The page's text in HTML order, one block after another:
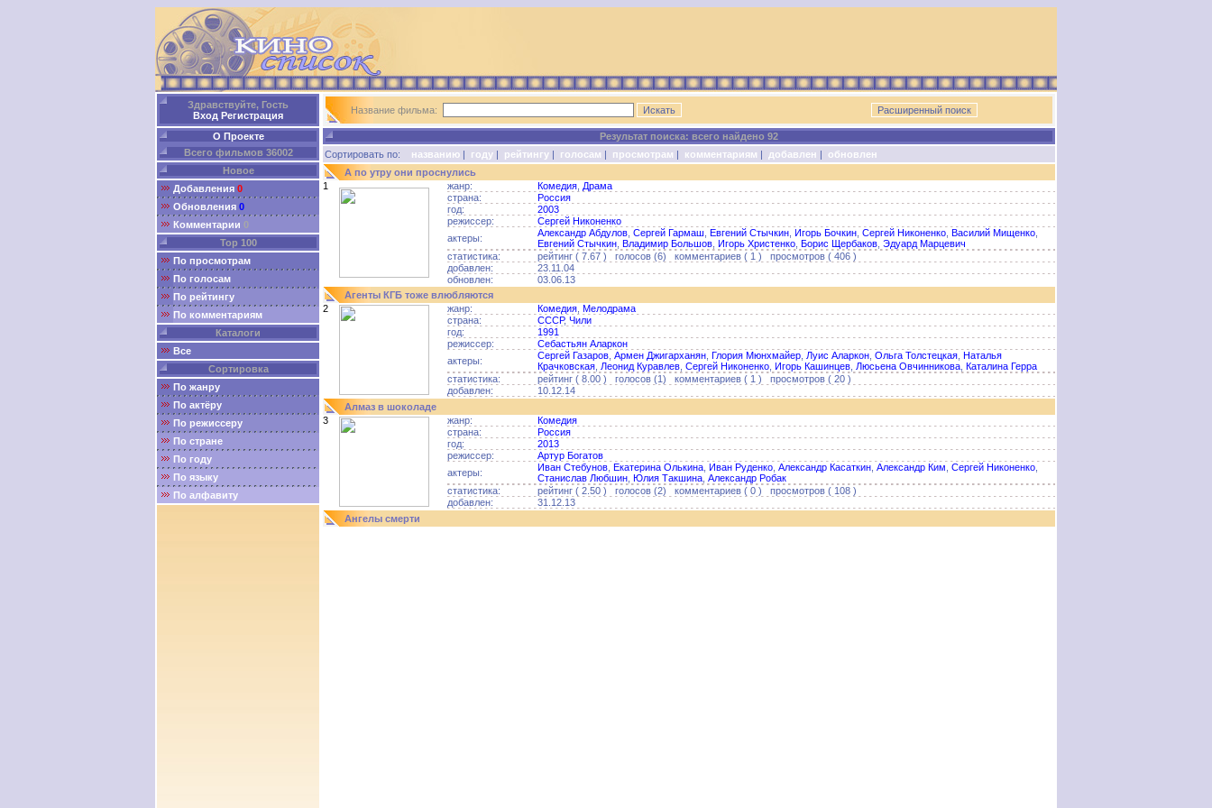
Здравствуйте, Гость
Вход Регистрация
О Проекте
Всего фильмов 36002
Новое
Добавления 0
Обновления 0
Комментарии 0
Top 100
По просмотрам
По голосам
По рейтингу
По комментариям
Каталоги
Все
Сортировка
По жанру
По актёру
По режиссеру
По стране
По году
По языку
По алфавиту
Название фильма:
Результат поиска: всего найдено 92
Сортировать по: названию | году | рейтингу | голосам | просмотрам | комментариям | добавлен | обновлен
А по утру они проснулись
1
жанр: Комедия Драма
страна:
Россия
год:
2003
режиссер:
Сергей Никоненко
актеры:
Александр Абдулов Сергей Гармаш Евгений Стычкин Игорь Бочкин Сергей Никоненко Василий Мищенко
Евгений Стычкин Владимир Большов Игорь Христенко Борис Щербаков Эдуард Марцевич
статистика:
рейтинг ( 7.67 ) голосов (6) комментариев ( 1 ) просмотров ( 406 )
добавлен:
23.11.04
обновлен:
03.06.13
Агенты КГБ тоже влюбляются
2
жанр: Комедия Мелодрама
страна:
СССР, Чили
год:
1991
режиссер:
Себастьян Аларкон
актеры:
Сергей Газаров Армен Джигарханян Глория Мюнхмайер Луис Аларкон Ольга Толстецкая Наталья
Крачковская Леонид Куравлев Сергей Никоненко Игорь Кашинцев Люсьена Овчинникова Каталина Герра
статистика:
рейтинг ( 8.00 ) голосов (1) комментариев ( 1 ) просмотров ( 20 )
добавлен:
10.12.14
Алмаз в шоколаде
3
жанр:
Комедия
страна:
Россия
год:
2013
режиссер:
Артур Богатов
актеры:
Иван Стебунов Екатерина Олькина Иван Руденко Александр Касаткин Александр Ким Сергей Никоненко
Станислав Любшин Юлия Такшина Александр Робак
статистика:
рейтинг ( 2.50 ) голосов (2) комментариев ( 0 ) просмотров ( 108 )
добавлен:
31.12.13
Ангелы смерти